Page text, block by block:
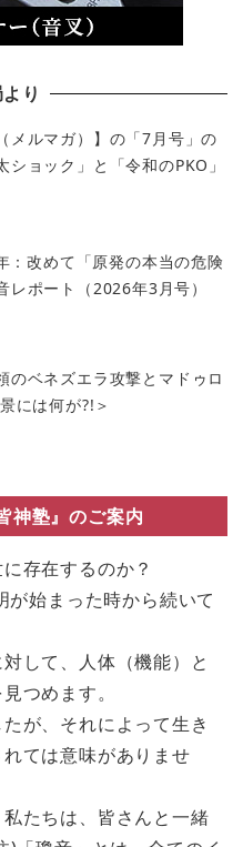
り
メルマガ）】の「7月号」の
ショック」と「令和のPKO」
：改めて「原発の本当の危険
レポート（2026年3月号）
のベネズエラ攻撃とマドゥロ
には何が?!＞
神塾』のご案内
存在するのか？
始まった時から続いて
して、人体（機能）と
つめます。
が、それによって生き
ては意味がありませ
たちは、皆さんと一緒